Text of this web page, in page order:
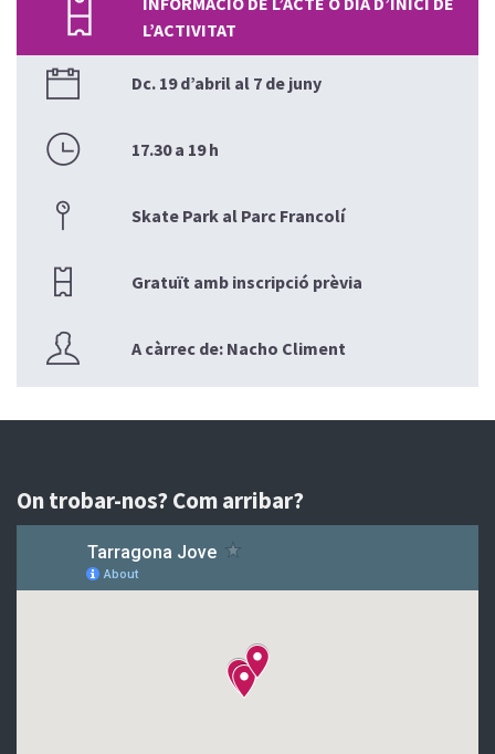
L’ACTIVITAT
Dc. 19 d’abril al 7 de juny
17.30 a 19 h
Skate Park al Parc Francolí
Gratuït amb inscripció prèvia
A càrrec de: Nacho Climent
On trobar-nos? Com arribar?